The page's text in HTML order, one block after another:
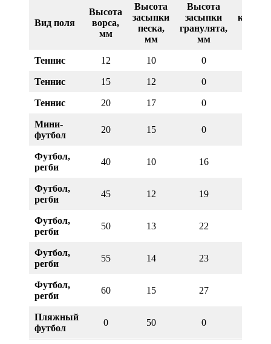
Вид поля
Высота
ворса,
мм
Высота
засыпки
песка,
мм
Высота
засыпки
гранулята,
мм
Теннис 12 10 0
Теннис 15 12 0
Теннис 20 17 0
Мини-
футбол
20 15 0
Футбол,
регби
40 10 16
Футбол,
регби
45 12 19
Футбол,
регби
50 13 22
Футбол,
регби
55 14 23
Футбол,
регби
60 15 27
Пляжный
футбол
0 50 0